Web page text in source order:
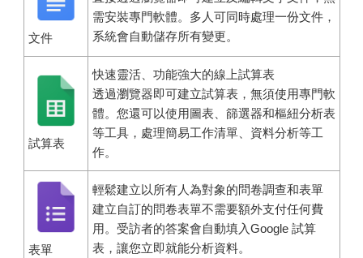
文件
需安裝專門軟體。多人可同時處理一份文件，
系統會自動儲存所有變更。
試算表
快速靈活、功能強大的線上試算表
透過瀏覽器即可建立試算表，無須使用專門軟
體。您還可以使用圖表、篩選器和樞紐分析表
等工具，處理簡易工作清單、資料分析等工
作。
表單
輕鬆建立以所有人為對象的問卷調查和表單
建立自訂的問卷表單不需要額外支付任何費
用。受訪者的答案會自動填入Google 試算
表，讓您立即就能分析資料。